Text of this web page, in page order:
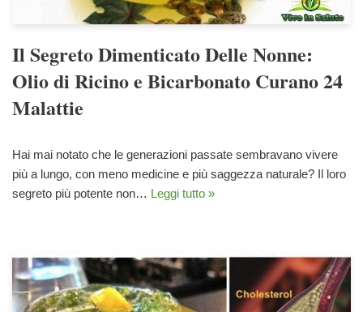
Il Segreto Dimenticato Delle Nonne:
Olio di Ricino e Bicarbonato Curano 24
Malattie
Hai mai notato che le generazioni passate sembravano vivere
più a lungo, con meno medicine e più saggezza naturale? Il loro
segreto più potente non… Leggi tutto »